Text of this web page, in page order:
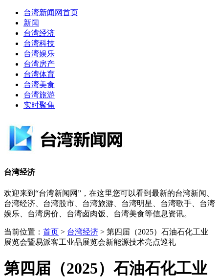
台湾新闻网首页
新闻
台湾经济
台湾科技
台湾娱乐
台湾房产
台湾体育
台湾美食
台湾旅游
实时聚焦
台湾经济
欢迎来到“台湾新闻网”，在这里您可以看到最新的台湾新闻、
台湾经济、台湾股市、台湾旅游、台湾明星、台湾歌手、台湾
娱乐、台湾房价、台湾卤肉饭、台湾美食等信息资讯。
当前位置： 首页 > 台湾经济 > 第四届（2025）石油石化工业
展览会暨易派客工业品展览会新能源技术亮点巡礼
第四届（2025）石油石化工业